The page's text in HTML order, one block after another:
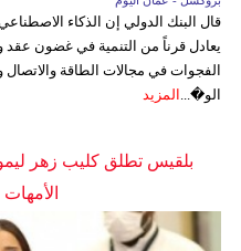
قال البنك الدولي إن الذكاء
يعادل قرناً من التنمية في غضون
الفجوات في مجالات الطاقة
الو�... المزيد
بلقيس تطلق كليب زهر